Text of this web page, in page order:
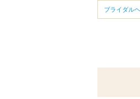
ブライダル